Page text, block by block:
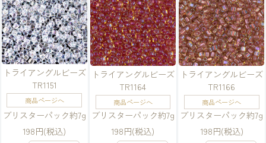
トライアングルビーズ
TR1151
商品ページへ
ブリスターパック約7g
198円(税込)
トライアングルビーズ
TR1164
商品ページへ
ブリスターパック約7g
198円(税込)
トライアングルビーズ
TR1166
商品ページへ
ブリスターパック約7g
198円(税込)